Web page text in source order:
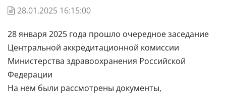
28.01.2025 16:15:00
28 января 2025 года прошло очередное заседание
Центральной аккредитационной комиссии
Министерства здравоохранения Российской
Федерации
На нем были рассмотрены документы,